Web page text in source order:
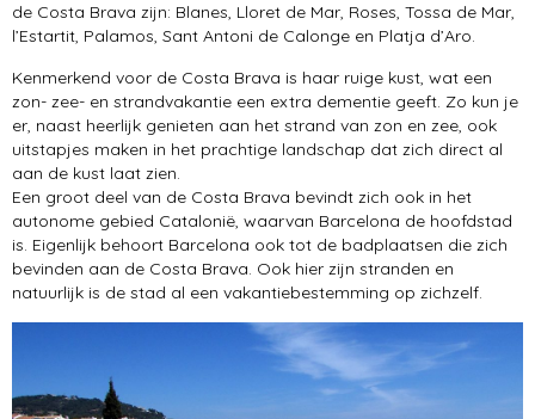
de Costa Brava zijn: Blanes, Lloret de Mar, Roses, Tossa de Mar,
l’Estartit, Palamos, Sant Antoni de Calonge en Platja d’Aro.
Kenmerkend voor de Costa Brava is haar ruige kust, wat een
zon- zee- en strandvakantie een extra dementie geeft. Zo kun je
er, naast heerlijk genieten aan het strand van zon en zee, ook
uitstapjes maken in het prachtige landschap dat zich direct al
aan de kust laat zien.
Een groot deel van de Costa Brava bevindt zich ook in het
autonome gebied Catalonië, waarvan Barcelona de hoofdstad
is. Eigenlijk behoort Barcelona ook tot de badplaatsen die zich
bevinden aan de Costa Brava. Ook hier zijn stranden en
natuurlijk is de stad al een vakantiebestemming op zichzelf.